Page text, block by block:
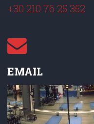
+30 210 76 25 352
EMAIL